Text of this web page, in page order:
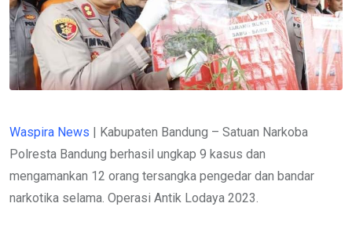
Waspira News | Kabupaten Bandung – Satuan Narkoba
Polresta Bandung berhasil ungkap 9 kasus dan
mengamankan 12 orang tersangka pengedar dan bandar
narkotika selama. Operasi Antik Lodaya 2023.